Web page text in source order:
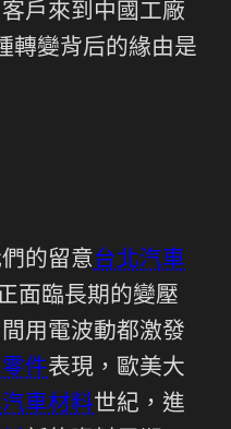
戶來到中國工廠
轉變背后的緣由是
的留意台北汽車
面臨長期的變壓
用電波動都激發
件表現，歐美大
車材料世紀，進